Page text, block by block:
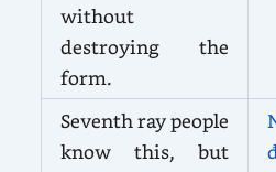
without
destroying the
form.
Seventh ray people
know this, but